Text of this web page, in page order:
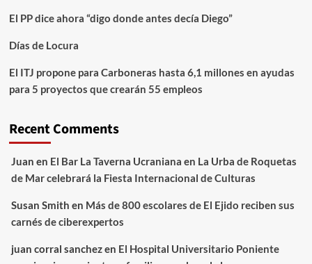
El PP dice ahora “digo donde antes decía Diego”
Días de Locura
El ITJ propone para Carboneras hasta 6,1 millones en ayudas
para 5 proyectos que crearán 55 empleos
Recent Comments
Juan en El Bar La Taverna Ucraniana en La Urba de Roquetas
de Mar celebrará la Fiesta Internacional de Culturas
Susan Smith en Más de 800 escolares de El Ejido reciben sus
carnés de ciberexpertos
juan corral sanchezen El Hospital Universitario Poniente